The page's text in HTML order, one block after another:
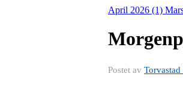
April 2026 (1)
Postet av